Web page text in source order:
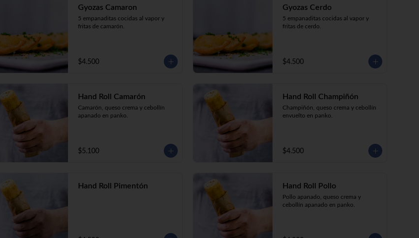
Gyozas Camaron
5 empanaditas cocidas al vapor y
fritas de camarón.
$4.500
Gyozas Cerdo
5 empanaditas cocidas al vapor y
fritas de cerdo.
$4.500
Hand Roll Camarón
Camarón, queso crema y cebollín
apanado en panko.
$5.100
Hand Roll Champiñón
Champiñón, queso crema y cebollín
envuelto en panko.
$4.500
Hand Roll Pimentón Hand Roll Pollo
Pollo apanado, queso crema y
cebollín apanado en panko.